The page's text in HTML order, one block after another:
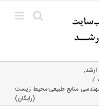
ارشد
سوالات و کلید کنکور ارشد ۸۷ مهندسی منابع طبیعی-محیط زیست
(رایگان)